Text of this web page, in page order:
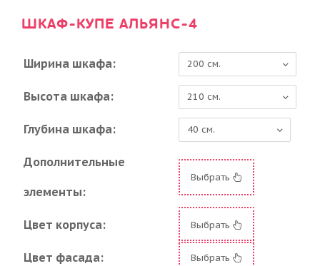
ШКАФ-КУПЕ АЛЬЯНС-4
Ширина шкафа:
Высота шкафа:
Глубина шкафа:
Дополнительные
элементы:
Выбрать
Цвет корпуса: Выбрать
Цвет фасада: Выбрать